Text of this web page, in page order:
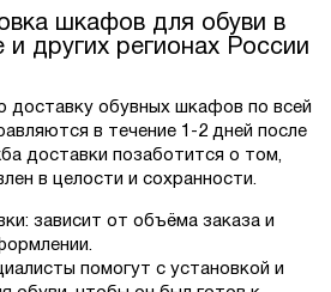
шкафов для обуви в
и других регионах России
доставку обувных шкафов по всей
в течение 1-2 дней после
доставки позаботится о том,
в целости и сохранности.
зависит от объёма заказа и
помогут с установкой и